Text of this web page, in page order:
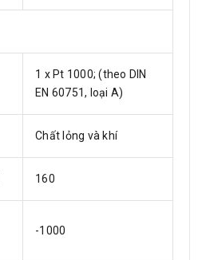
1 x Pt 1000; (theo DIN
EN 60751, loại A)
Chất lỏng và khí
160
-1000